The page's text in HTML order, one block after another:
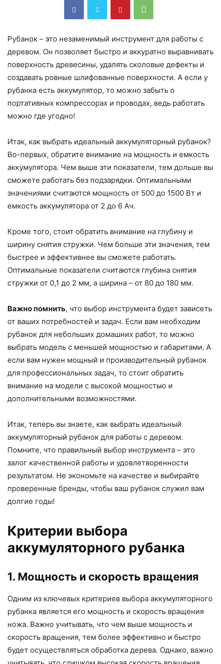
Рубанок – это незаменимый инструмент для работы с
деревом. Он позволяет быстро и аккуратно выравнивать
поверхность древесины, удалять сколовые дефекты и
создавать ровные шлифованные поверхности. А если у
рубанка есть аккумулятор, то можно забыть о
портативных компрессорах и проводах, ведь работать
можно где угодно!
Итак, как выбрать идеальный аккумуляторный рубанок?
Во-первых, обратите внимание на мощность и емкость
аккумулятора. Чем выше эти показатели, тем дольше вы
сможете работать без подзарядки. Оптимальными
значениями считаются мощность от 500 до 1500 Вт и
емкость аккумулятора от 2 до 6 Ач.
Кроме того, стоит обратить внимание на глубину и
ширину снятия стружки. Чем больше эти значения, тем
быстрее и эффективнее вы сможете работать.
Оптимальные показатели считаются глубина снятия
стружки от 0,1 до 2 мм, а ширина – от 80 до 180 мм.
Важно помнить, что выбор инструмента будет зависеть
от ваших потребностей и задач. Если вам необходим
рубанок для небольших домашних работ, то можно
выбрать модель с меньшей мощностью и габаритами. А
если вам нужен мощный и производительный рубанок
для профессиональных задач, то стоит обратить
внимание на модели с высокой мощностью и
дополнительными возможностями.
Итак, теперь вы знаете, как выбрать идеальный
аккумуляторный рубанок для работы с деревом.
Помните, что правильный выбор инструмента – это
залог качественной работы и удовлетворенности
результатом. Не экономьте на качестве и выбирайте
проверенные бренды, чтобы ваш рубанок служил вам
долгие годы!
Критерии выбора
аккумуляторного рубанка
1. Мощность и скорость вращения
Одним из ключевых критериев выбора аккумуляторного
рубанка является его мощность и скорость вращения
ножа. Важно учитывать, что чем выше мощность и
скорость вращения, тем более эффективно и быстро
будет осуществляться обработка дерева. Однако, важно